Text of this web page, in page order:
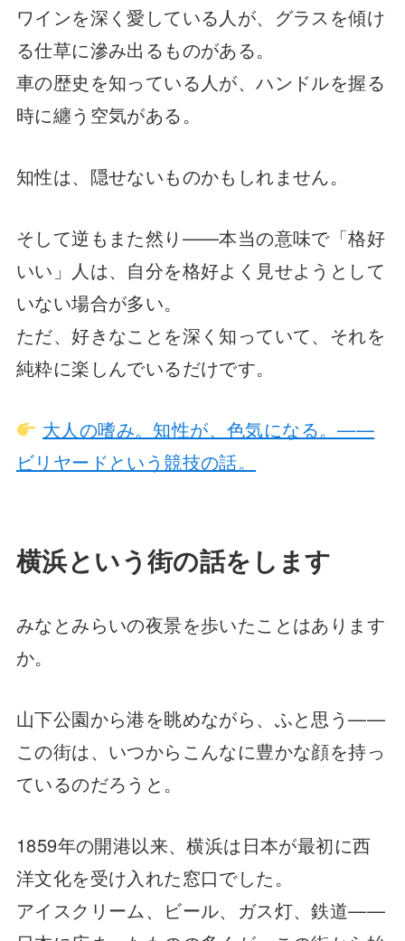
ワインを深く愛している人が、グラスを傾け
る仕草に滲み出るものがある。
車の歴史を知っている人が、ハンドルを握る
時に纏う空気がある。
知性は、隠せないものかもしれません。
そして逆もまた然り——本当の意味で「格好
いい」人は、自分を格好よく見せようとして
いない場合が多い。
ただ、好きなことを深く知っていて、それを
純粋に楽しんでいるだけです。
大人の嗜み。知性が、色気になる。——
ビリヤードという競技の話。
横浜という街の話をします
みなとみらいの夜景を歩いたことはあります
か。
山下公園から港を眺めながら、ふと思う——
この街は、いつからこんなに豊かな顔を持っ
ているのだろうと。
1859年の開港以来、横浜は日本が最初に西
洋文化を受け入れた窓口でした。
アイスクリーム、ビール、ガス灯、鉄道——